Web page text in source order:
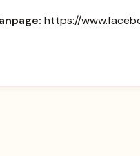
https://